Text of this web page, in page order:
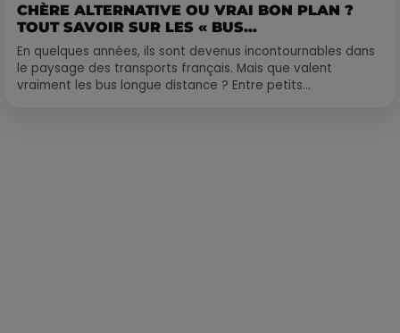
CHÈRE ALTERNATIVE OU VRAI BON PLAN ?
TOUT SAVOIR SUR LES « BUS...
En quelques années, ils sont devenus incontournables dans
le paysage des transports français. Mais que valent
vraiment les bus longue distance ? Entre petits...